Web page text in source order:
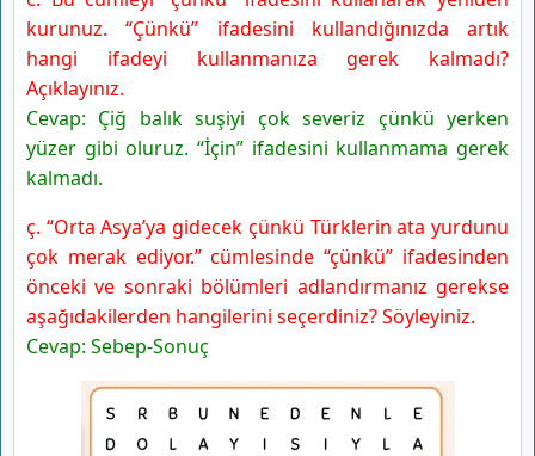
kurunuz. “Çünkü” ifadesini kullandığınızda artık
hangi ifadeyi kullanmanıza gerek kalmadı?
Açıklayınız.
Cevap: Çiğ balık suşiyi çok severiz çünkü yerken
yüzer gibi oluruz. “İçin” ifadesini kullanmama gerek
kalmadı.
ç. “Orta Asya’ya gidecek çünkü Türklerin ata yurdunu
çok merak ediyor.” cümlesinde “çünkü” ifadesinden
önceki ve sonraki bölümleri adlandırmanız gerekse
aşağıdakilerden hangilerini seçerdiniz? Söyleyiniz.
Cevap: Sebep-Sonuç